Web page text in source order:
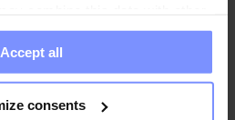
to them or that they have
services. Do you agree?
Accept all
consents